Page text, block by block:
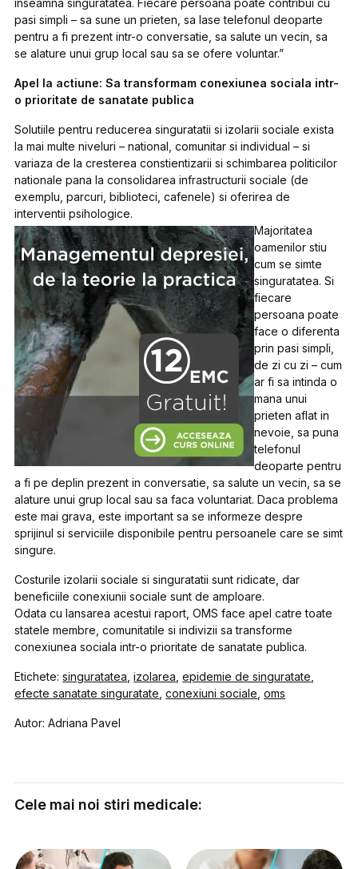
pasi simpli – sa sune un prieten, sa lase telefonul deoparte
pentru a fi prezent intr-o conversatie, sa salute un vecin, sa
se alature unui grup local sau sa se ofere voluntar.”
Apel la actiune: Sa transformam conexiunea sociala intr-
o prioritate de sanatate publica
Solutiile pentru reducerea singuratatii si izolarii sociale exista
la mai multe niveluri – national, comunitar si individual – si
variaza de la cresterea constientizarii si schimbarea politicilor
nationale pana la consolidarea infrastructurii sociale (de
exemplu, parcuri, biblioteci, cafenele) si oferirea de
interventii psihologice.
Majoritatea
oamenilor stiu
cum se simte
singuratatea. Si
fiecare
persoana poate
face o diferenta
prin pasi simpli,
de zi cu zi – cum
ar fi sa intinda o
mana unui
prieten aflat in
nevoie, sa puna
telefonul
deoparte pentru
a fi pe deplin prezent in conversatie, sa salute un vecin, sa se
alature unui grup local sau sa faca voluntariat. Daca problema
este mai grava, este important sa se informeze despre
sprijinul si serviciile disponibile pentru persoanele care se simt
singure.
Costurile izolarii sociale si singuratatii sunt ridicate, dar
beneficiile conexiunii sociale sunt de amploare.
Odata cu lansarea acestui raport, OMS face apel catre toate
statele membre, comunitatile si indivizii sa transforme
conexiunea sociala intr-o prioritate de sanatate publica.
Etichete:singuratatea ,izolarea ,epidemie de singuratate
efecte sanatate singuratate ,conexiuni sociale ,oms
Autor: Adriana Pavel
Cele mai noi stiri medicale: